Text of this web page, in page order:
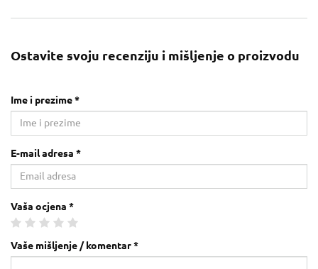
Ostavite svoju recenziju i mišljenje o proizvodu
Ime i prezime *
E-mail adresa *
Vaša ocjena *
Vaše mišljenje / komentar *